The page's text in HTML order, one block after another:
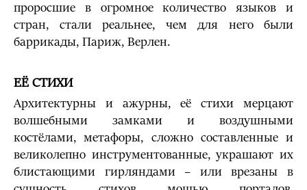
проросшие в огромное количество языков и
стран, стали реальнее, чем для него были
баррикады, Париж, Верлен.
ЕЁ СТИХИ
Архитектурны и ажурны, её стихи мерцают
волшебными замками и воздушными
костёлами, метафоры, сложно составленные и
великолепно инструментованные, украшают их
блистающими гирляндами – или врезаны в